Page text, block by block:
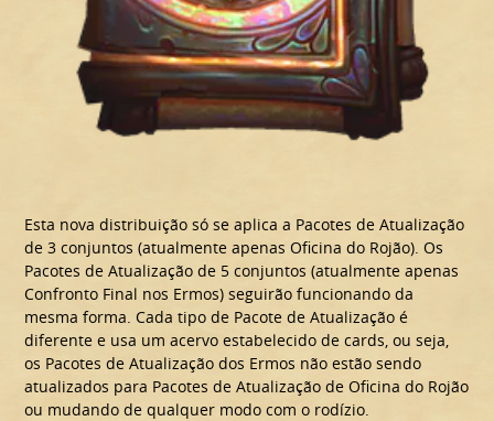
Esta nova distribuição só se aplica a Pacotes de Atualização
de 3 conjuntos (atualmente apenas Oficina do Rojão). Os
Pacotes de Atualização de 5 conjuntos (atualmente apenas
Confronto Final nos Ermos) seguirão funcionando da
mesma forma. Cada tipo de Pacote de Atualização é
diferente e usa um acervo estabelecido de cards, ou seja,
os Pacotes de Atualização dos Ermos não estão sendo
atualizados para Pacotes de Atualização de Oficina do Rojão
ou mudando de qualquer modo com o rodízio.